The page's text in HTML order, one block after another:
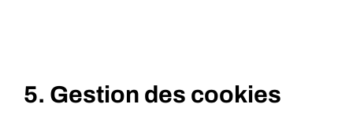
5. Gestion des cookies